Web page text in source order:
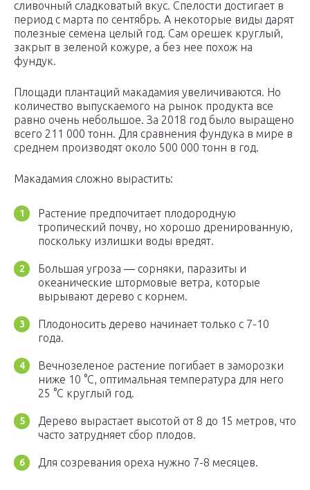
сливочный сладковатый вкус. Спелости достигает в
период с марта по сентябрь. А некоторые виды дарят
полезные семена целый год. Сам орешек круглый,
закрыт в зеленой кожуре, а без нее похож на
фундук.
Площади плантаций макадамия увеличиваются. Но
количество выпускаемого на рынок продукта все
равно очень небольшое. За 2018 год было выращено
всего 211 000 тонн. Для сравнения фундука в мире в
среднем производят около 500 000 тонн в год.
Макадамия сложно вырастить:
Растение предпочитает плодородную
тропический почву, но хорошо дренированную,
поскольку излишки воды вредят.
Большая угроза — сорняки, паразиты и
океанические штормовые ветра, которые
вырывают дерево с корнем.
Плодоносить дерево начинает только с 7-10
года.
Вечнозеленое растение погибает в заморозки
ниже 10 °С, оптимальная температура для него
25 °С круглый год.
Дерево вырастает высотой от 8 до 15 метров, что
часто затрудняет сбор плодов.
Для созревания ореха нужно 7-8 месяцев.